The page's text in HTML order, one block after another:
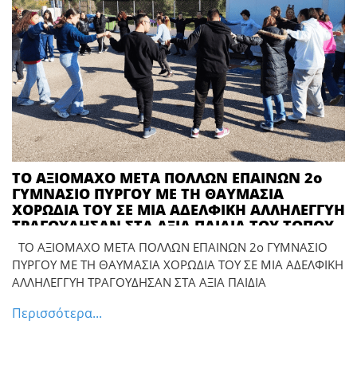
ΤΟ ΑΞΙΟΜΑΧΟ ΜΕΤΑ ΠΟΛΛΩΝ ΕΠΑΙΝΩΝ 2ο
ΓΥΜΝΑΣΙΟ ΠΥΡΓΟΥ ΜΕ ΤΗ ΘΑΥΜΑΣΙΑ
ΧΟΡΩΔΙΑ ΤΟΥ ΣΕ ΜΙΑ ΑΔΕΛΦΙΚΗ ΑΛΛΗΛΕΓΓΥΗ
ΤΡΑΓΟΥΔΗΣΑΝ ΣΤΑ ΑΞΙΑ ΠΑΙΔΙΑ ΤΟΥ ΤΟΠΟΥ
ΜΑΣ ΣΤΟΥΣ ΜΑΘΗΤΕΣ ΚΑΙ ΤΙΣ ΜΑΘΗΤΡΙΕΣ
ΕΚΕΙ ΣΤΟ ΝΑΟ ΤΗΣ ΓΝΩΣΗΣ ΤΟΥ Ε.Ε.Ε.Ε.Κ.
ΠΥΡΓΟΥ
ΤΟ ΑΞΙΟΜΑΧΟ ΜΕΤΑ ΠΟΛΛΩΝ ΕΠΑΙΝΩΝ 2ο ΓΥΜΝΑΣΙΟ
ΠΥΡΓΟΥ ΜΕ ΤΗ ΘΑΥΜΑΣΙΑ ΧΟΡΩΔΙΑ ΤΟΥ ΣΕ ΜΙΑ ΑΔΕΛΦΙΚΗ
ΑΛΛΗΛΕΓΓΥΗ ΤΡΑΓΟΥΔΗΣΑΝ ΣΤΑ ΑΞΙΑ ΠΑΙΔΙΑ
Περισσότερα...